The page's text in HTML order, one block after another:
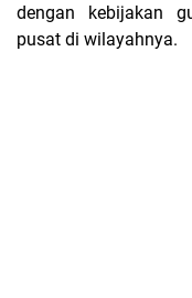
dengan kebijakan
pusat di wilayahnya.